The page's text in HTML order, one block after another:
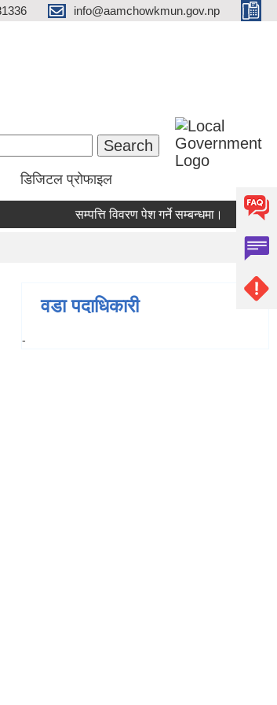
info@aamchowkmun.gov.np
डिजिटल प्रोफाइल
सम्पत्ति विवरण पेश गर्ने सम्बन्धमा।
वडा पदाधिकारी
-